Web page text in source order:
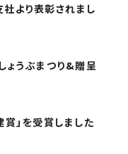
より表彰されまし
ょうぶまつり&贈呈
」を受賞しました